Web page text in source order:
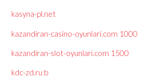
kasyna-pl.net
kazandiran-casino-oyunlari.com 1000
kazandiran-slot-oyunlari.com 1500
kdc-zd.ru b